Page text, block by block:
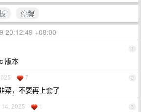
停牌
20:12:49 +08:00
1
版本
2
7
菜，不要再上套了
3
2025 1